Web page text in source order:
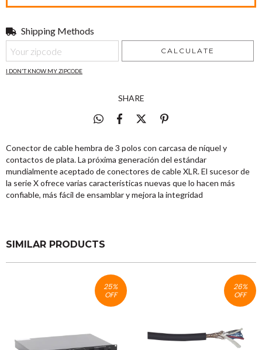
Shipping for zipcode:
Shipping Methods
CALCULATE
I DON'T KNOW MY ZIPCODE
SHARE
Conector de cable hembra de 3 polos con carcasa de níquel y
contactos de plata. La próxima generación del estándar
mundialmente aceptado de conectores de cable XLR. El sucesor de
la serie X ofrece varias características nuevas que lo hacen más
confiable, más fácil de ensamblar y mejora la integridad
SIMILAR PRODUCTS
25%
OFF
26%
OFF